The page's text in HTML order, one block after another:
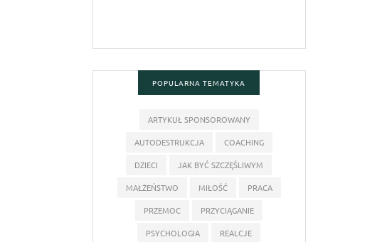
POPULARNA TEMATYKA
ARTYKUŁ SPONSOROWANY
AUTODESTRUKCJA
COACHING
DZIECI
JAK BYĆ SZCZĘŚLIWYM
MAŁŻEŃSTWO
MIŁOŚĆ
PRACA
PRZEMOC
PRZYCIĄGANIE
PSYCHOLOGIA
REALCJE